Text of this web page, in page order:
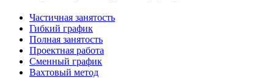
Частичная занятость
Гибкий график
Полная занятость
Проектная работа
Сменный график
Вахтовый метод